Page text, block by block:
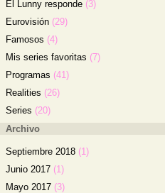
El Lunny responde (3)
Eurovisión (29)
Famosos (4)
Mis series favoritas (7)
Programas (41)
Realities (26)
Series (20)
Archivo
Septiembre 2018 (1)
Junio 2017 (1)
Mayo 2017 (3)